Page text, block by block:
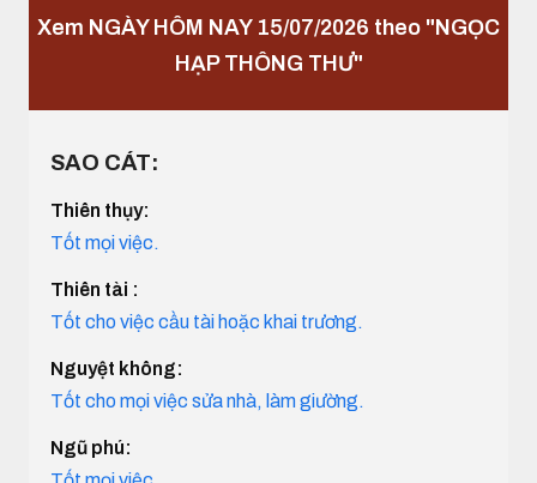
Xem NGÀY HÔM NAY 15/07/2026 theo "NGỌC
HẠP THÔNG THƯ"
SAO CÁT:
Thiên thụy:
Tốt mọi việc.
Thiên tài :
Tốt cho việc cầu tài hoặc khai trương.
Nguyệt không:
Tốt cho mọi việc sửa nhà, làm giường.
Ngũ phú: